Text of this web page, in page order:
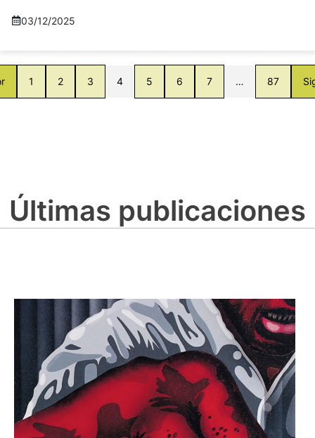
03/12/2025
1 2 3 4 5 6 7 … 87
Últimas publicaciones